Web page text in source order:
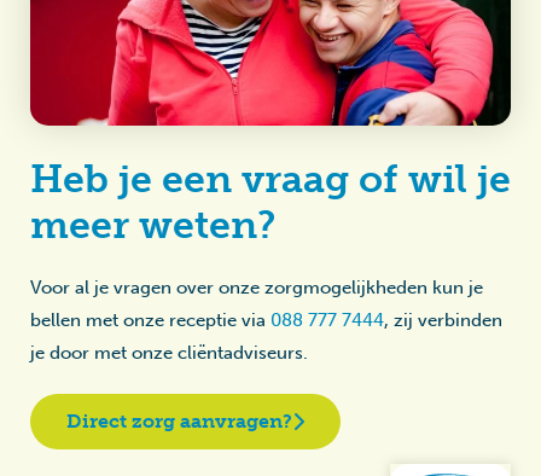
Heb je een vraag of wil je
meer weten?
Voor al je vragen over onze zorgmogelijkheden kun je
bellen met onze receptie via 088 777 7444, zij verbinden
je door met onze cliëntadviseurs.
Direct zorg aanvragen?